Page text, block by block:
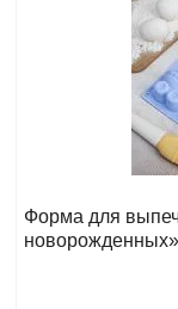
Форма для